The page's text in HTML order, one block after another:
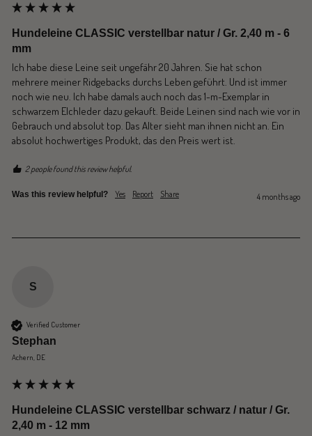
Hundeleine CLASSIC verstellbar natur / Gr. 2,40 m - 6
mm
Ich habe diese Leine seit ungefähr 20 Jahren. Sie hat schon
mehrere meiner Ridgebacks durchs Leben geführt. Und ist immer
noch wie neu. Ich habe damals auch noch das 1-m-Exemplar in
schwarzem Elchleder dazu gekauft. Beide Leinen sind nach wie vor in
Gebrauch und absolut top. Das Alter sieht man ihnen nicht an. Ein
absolut hochwertiges Produkt, das den Preis wert ist.
2 people found this review helpful.
Was this review helpful? Yes Report Share 4 months ago
S
Verified Customer
Stephan
Achern, DE
Hundeleine CLASSIC verstellbar schwarz / natur / Gr.
2,40 m - 12 mm